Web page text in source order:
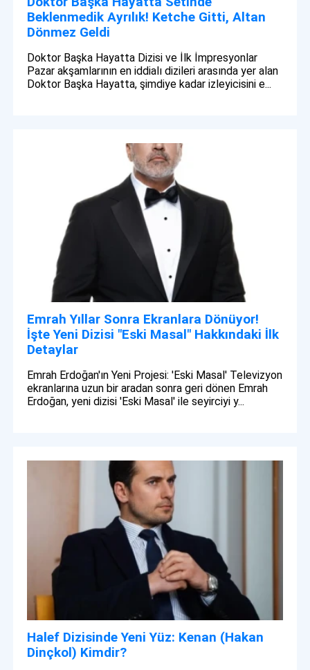
Beklenmedik Ayrılık! Ketche Gitti, Altan
Dönmez Geldi
Doktor Başka Hayatta Dizisi ve İlk İmpresyonlar
Pazar akşamlarının en iddialı dizileri arasında yer alan
Doktor Başka Hayatta, şimdiye kadar izleyicisini e...
Emrah Yıllar Sonra Ekranlara Dönüyor!
İşte Yeni Dizisi "Eski Masal" Hakkındaki İlk
Detaylar
Emrah Erdoğan'ın Yeni Projesi: 'Eski Masal' Televizyon
ekranlarına uzun bir aradan sonra geri dönen Emrah
Erdoğan, yeni dizisi 'Eski Masal' ile seyirciyi y...
Halef Dizisinde Yeni Yüz: Kenan (Hakan
Dinçkol) Kimdir?